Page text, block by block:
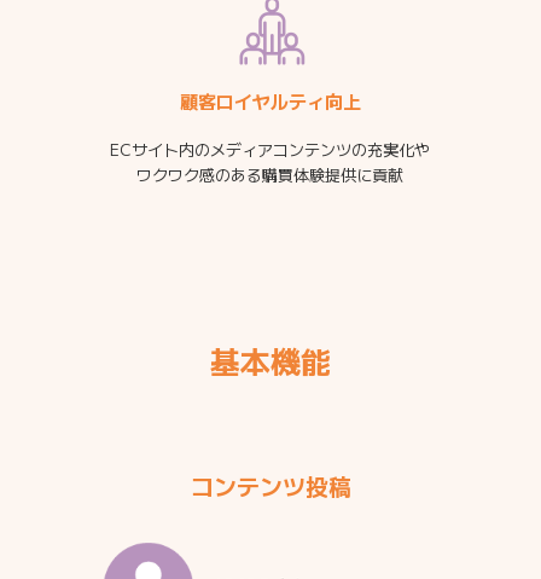
顧客ロイヤルティ向上
ECサイト内のメディアコンテンツの充実化や
ワクワク感のある購買体験提供に貢献
基本機能
コンテンツ投稿